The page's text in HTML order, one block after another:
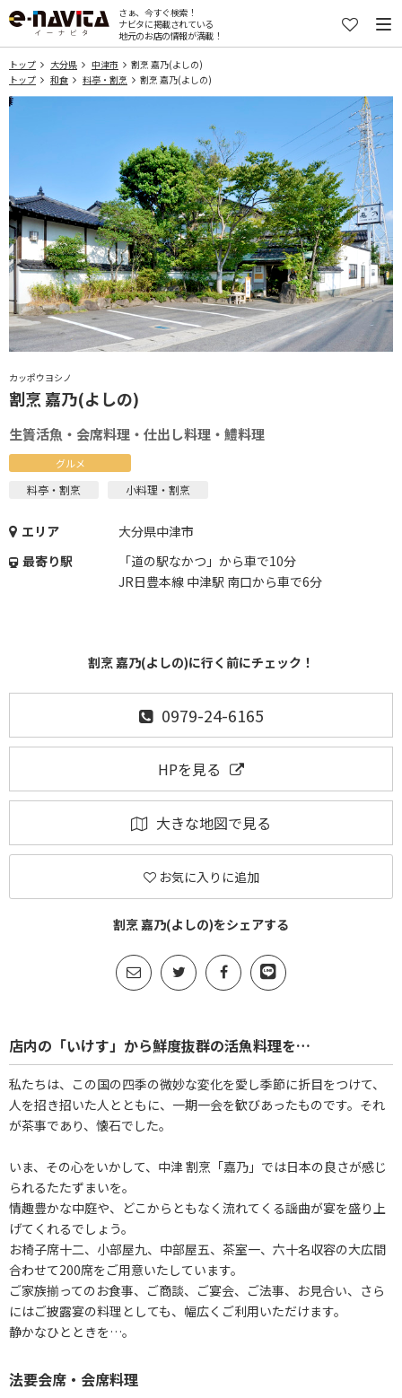
さぁ、今すぐ検索！
ナビタに掲載されている
地元のお店の情報が満載！
トップ 大分県 中津市
割烹 嘉乃(よしの)
トップ
和食 料亭・割烹 割烹 嘉乃(よしの)
カッポウヨシノ
割烹 嘉乃(よしの)
生簀活魚・会席料理・仕出し料理・鱧料理
グルメ
料亭・割烹 小料理・割烹
エリア
大分県中津市
最寄り駅
「道の駅なかつ」から車で10分
JR日豊本線 中津駅 南口から車で6分
割烹 嘉乃(よしの)に行く前にチェック！
0979-24-6165
HPを見る
大きな地図で見る
お気に入りに追加
割烹 嘉乃(よしの)をシェアする
店内の「いけす」から鮮度抜群の活魚料理を…
私たちは、この国の四季の微妙な変化を愛し季節に折目をつけて、
人を招き招いた人とともに、一期一会を歓びあったものです。それ
が茶事であり、懐石でした。
いま、その心をいかして、中津 割烹「嘉乃」では日本の良さが感じ
られるたたずまいを。
情趣豊かな中庭や、どこからともなく流れてくる謡曲が宴を盛り上
げてくれるでしょう。
お椅子席十二、小部屋九、中部屋五、茶室一、六十名収容の大広間
合わせて200席をご用意いたしています。
ご家族揃ってのお食事、ご商談、ご宴会、ご法事、お見合い、さら
にはご披露宴の料理としても、幅広くご利用いただけます。
静かなひとときを…。
法要会席・会席料理